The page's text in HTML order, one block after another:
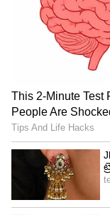
అయితే ఆస్ట్రేలియా,
వంటి టాప్
కొంచెం రిస్క్.
కుదురుకుని భారీ